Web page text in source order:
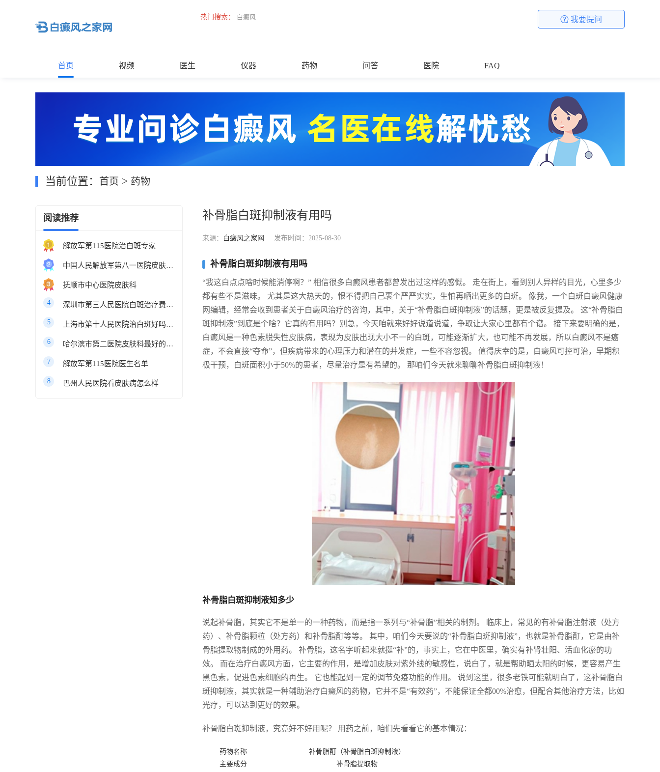
热门搜索： 白癜风 我要提问
首页 视频 医生 仪器 药物 问答 医院 FAQ
当前位置： 首页 > 药物
阅读推荐
解放军第115医院治白斑专家
中国人民解放军第八一医院皮肤科最好的医生
抚顺市中心医院皮肤科
4 深圳市第三人民医院白斑治疗费用多少
5 上海市第十人民医院治白斑好吗知乎
6 哈尔滨市第二医院皮肤科最好的医生
7 解放军第115医院医生名单
8 巴州人民医院看皮肤病怎么样
补骨脂白斑抑制液有用吗
来源： 白癜风之家网 发布时间：2025-08-30
补骨脂白斑抑制液有用吗
“我这白点点啥时候能消停啊？” 相信很多白癜风患者都曾发出过这样的感慨。 走在街上，看到别人异样的目光，心里多少
都有些不是滋味。 尤其是这大热天的，恨不得把自己裹个严严实实，生怕再晒出更多的白斑。 像我，一个白斑白癜风健康
网编辑，经常会收到患者关于白癜风治疗的咨询，其中，关于“补骨脂白斑抑制液”的话题，更是被反复提及。 这“补骨脂白
斑抑制液”到底是个啥？它真的有用吗？别急，今天咱就来好好说道说道，争取让大家心里都有个谱。 接下来要明确的是，
白癜风是一种色素脱失性皮肤病，表现为皮肤出现大小不一的白斑，可能逐渐扩大，也可能不再发展，所以白癜风不是癌
症，不会直接“夺命”，但疾病带来的心理压力和潜在的并发症，一些不容忽视。 值得庆幸的是，白癜风可控可治，早期积
极干预，白斑面积小于50%的患者，尽量治疗是有希望的。 那咱们今天就来聊聊补骨脂白斑抑制液！
补骨脂白斑抑制液知多少
说起补骨脂，其实它不是单一的一种药物，而是指一系列与“补骨脂”相关的制剂。 临床上，常见的有补骨脂注射液（处方
药）、补骨脂颗粒（处方药）和补骨脂酊等等。 其中，咱们今天要说的“补骨脂白斑抑制液”，也就是补骨脂酊，它是由补
骨脂提取物制成的外用药。 补骨脂，这名字听起来就挺“补”的，事实上，它在中医里，确实有补肾壮阳、活血化瘀的功
效。 而在治疗白癜风方面，它主要的作用，是增加皮肤对紫外线的敏感性，说白了，就是帮助晒太阳的时候，更容易产生
黑色素，促进色素细胞的再生。 它也能起到一定的调节免疫功能的作用。 说到这里，很多老铁可能就明白了，这补骨脂白
斑抑制液，其实就是一种辅助治疗白癜风的药物，它并不是“有效药”，不能保证全都00%治愈，但配合其他治疗方法，比如
光疗，可以达到更好的效果。
补骨脂白斑抑制液，究竟好不好用呢？ 用药之前，咱们先看看它的基本情况：
药物名称
补骨脂酊（补骨脂白斑抑制液）
主要成分
补骨脂提取物